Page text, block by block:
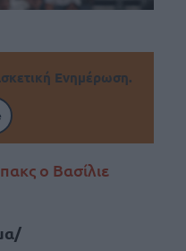
Ενημέρωση.
ο Βασίλιε